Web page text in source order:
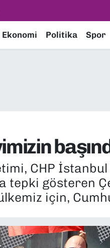
Ekonomi Politika Spor
CHP
gösteren
için,